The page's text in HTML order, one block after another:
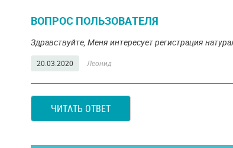
ВОПРОС ПОЛЬЗОВАТЕЛЯ
Здравствуйте, Меня интересует регистрация
20.03.2020 Леонид
ЧИТАТЬ ОТВЕТ